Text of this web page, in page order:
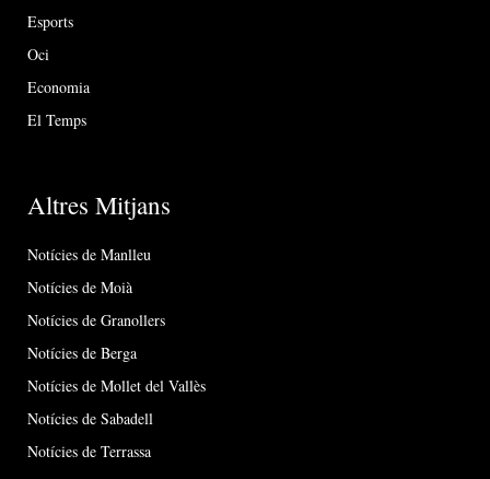
Esports
Oci
Economia
El Temps
Altres Mitjans
Notícies de Manlleu
Notícies de Moià
Notícies de Granollers
Notícies de Berga
Notícies de Mollet del Vallès
Notícies de Sabadell
Notícies de Terrassa